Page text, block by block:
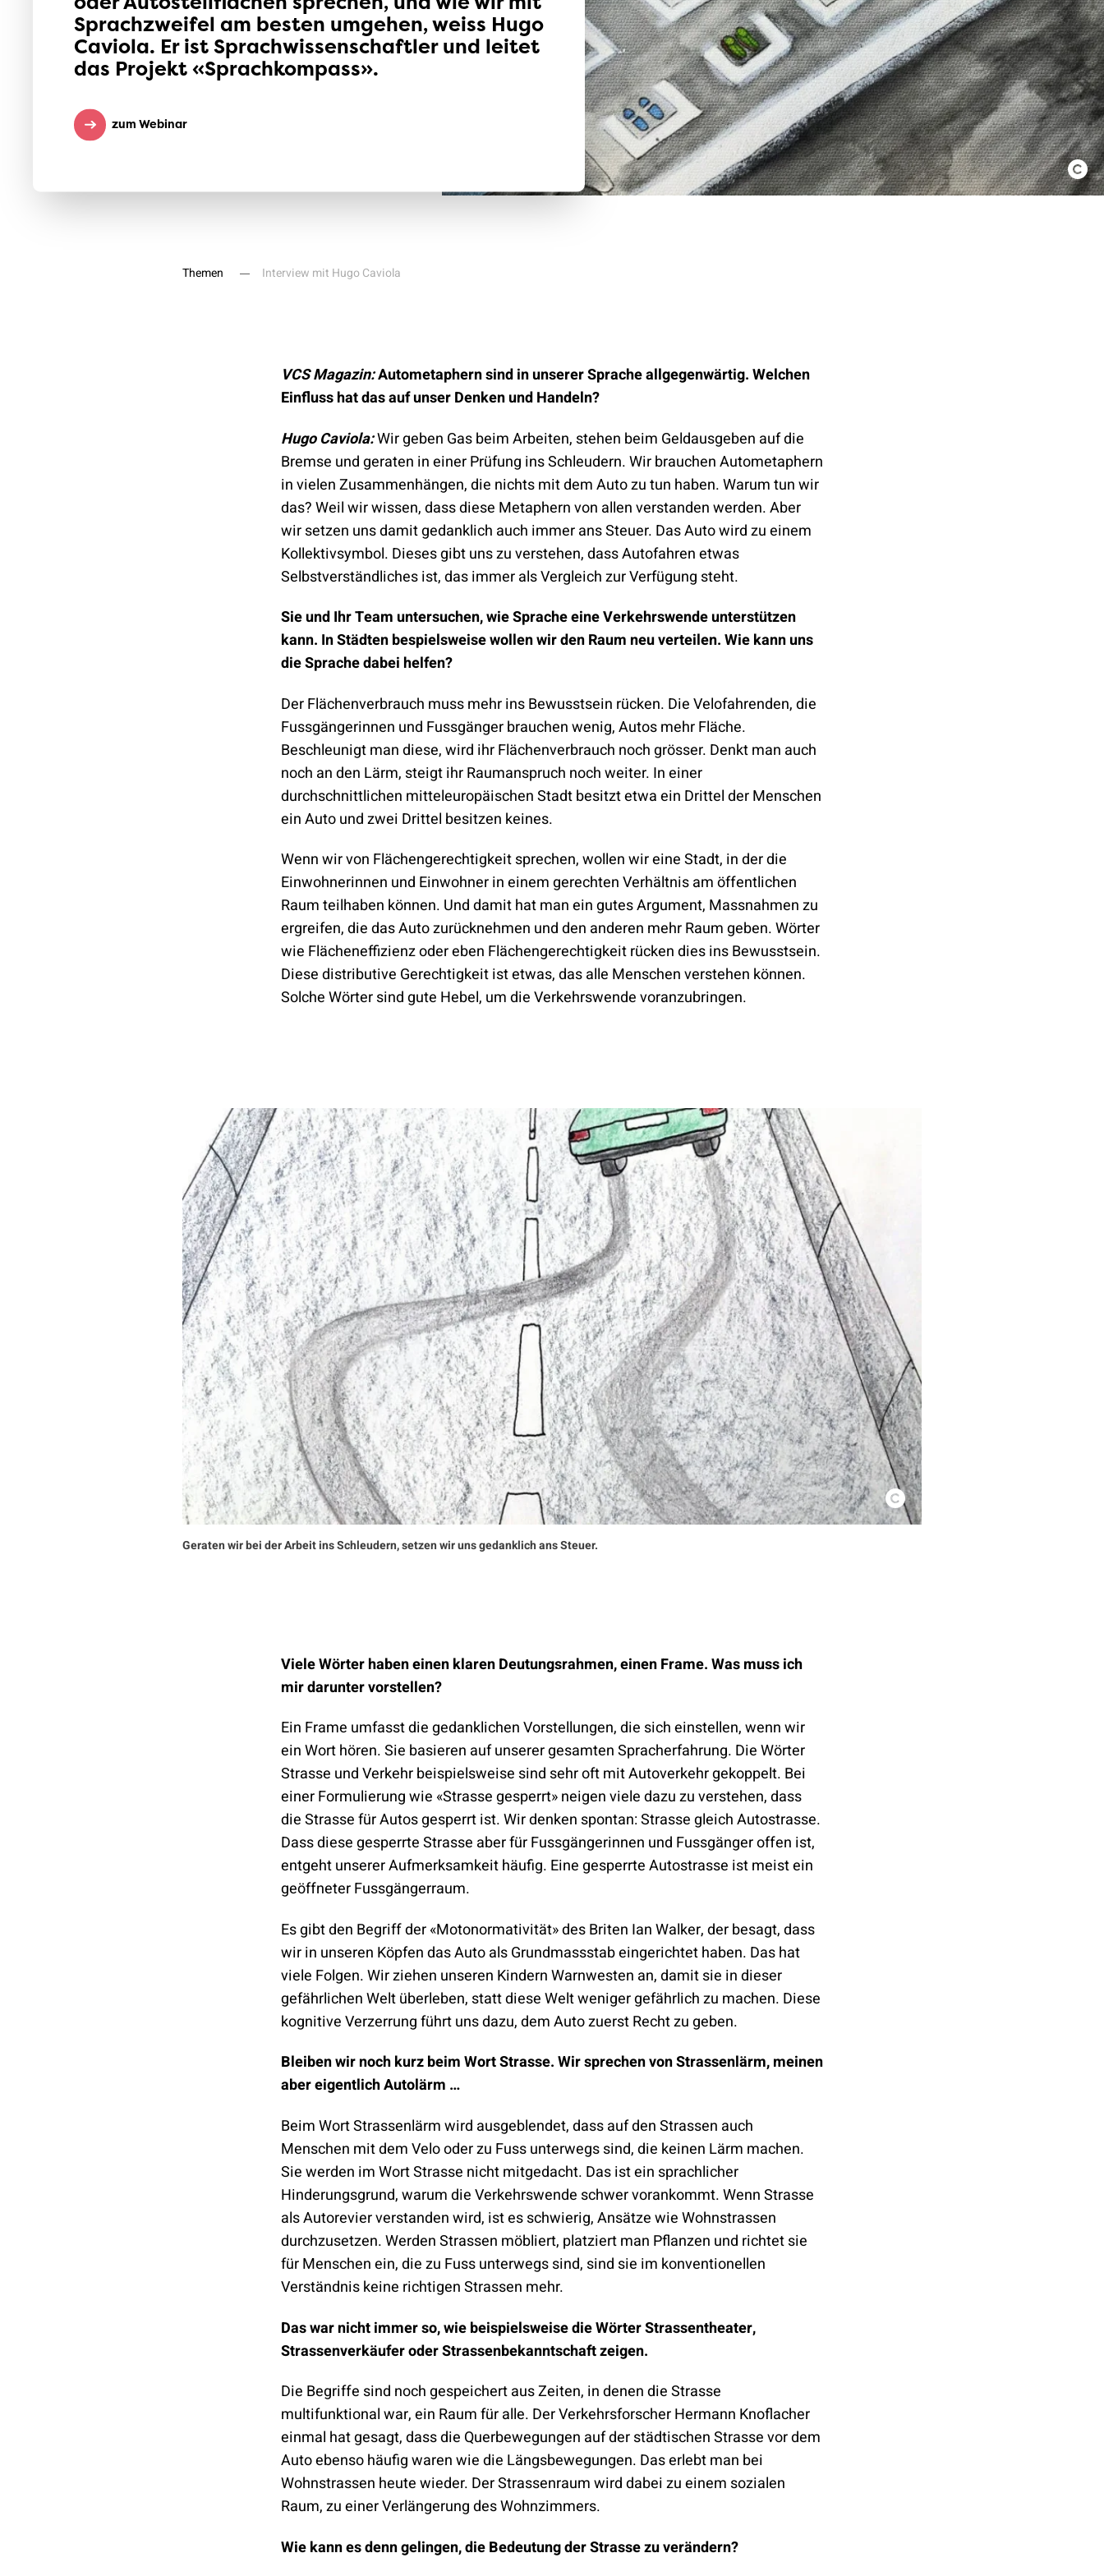
Sprachzweifel am besten umgehen, weiss Hugo
Caviola. Er ist Sprachwissenschaftler und leitet
das Projekt «Sprachkompass».
zum Webinar
Themen Interview mit Hugo Caviola
VCS Magazin:Autometaphern sind in unserer Sprache allgegenwärtig. Welchen
Einfluss hat das auf unser Denken und Handeln?
Hugo Caviola:Wir geben Gas beim Arbeiten, stehen beim Geldausgeben auf die
Bremse und geraten in einer Prüfung ins Schleudern. Wir brauchen Autometaphern
in vielen Zusammenhängen, die nichts mit dem Auto zu tun haben. Warum tun wir
das? Weil wir wissen, dass diese Metaphern von allen verstanden werden. Aber
wir setzen uns damit gedanklich auch immer ans Steuer. Das Auto wird zu einem
Kollektivsymbol. Dieses gibt uns zu verstehen, dass Autofahren etwas
Selbstverständliches ist, das immer als Vergleich zur Verfügung steht.
Sie und Ihr Team untersuchen, wie Sprache eine Verkehrswende unterstützen
kann. In Städten bespielsweise wollen wir den Raum neu verteilen. Wie kann uns
die Sprache dabei helfen?
Der Flächenverbrauch muss mehr ins Bewusstsein rücken. Die Velofahrenden, die
Fussgängerinnen und Fussgänger brauchen wenig, Autos mehr Fläche.
Beschleunigt man diese, wird ihr Flächenverbrauch noch grösser. Denkt man auch
noch an den Lärm, steigt ihr Raumanspruch noch weiter. In einer
durchschnittlichen mitteleuropäischen Stadt besitzt etwa ein Drittel der Menschen
ein Auto und zwei Drittel besitzen keines.
Wenn wir von Flächengerechtigkeit sprechen, wollen wir eine Stadt, in der die
Einwohnerinnen und Einwohner in einem gerechten Verhältnis am öffentlichen
Raum teilhaben können. Und damit hat man ein gutes Argument, Massnahmen zu
ergreifen, die das Auto zurücknehmen und den anderen mehr Raum geben. Wörter
wie Flächeneffizienz oder eben Flächengerechtigkeit rücken dies ins Bewusstsein.
Diese distributive Gerechtigkeit ist etwas, das alle Menschen verstehen können.
Solche Wörter sind gute Hebel, um die Verkehrswende voranzubringen.
Geraten wir bei der Arbeit ins Schleudern, setzen wir uns gedanklich ans Steuer.
Viele Wörter haben einen klaren Deutungsrahmen, einen Frame. Was muss ich
mir darunter vorstellen?
Ein Frame umfasst die gedanklichen Vorstellungen, die sich einstellen, wenn wir
ein Wort hören. Sie basieren auf unserer gesamten Spracherfahrung. Die Wörter
Strasse und Verkehr beispielsweise sind sehr oft mit Autoverkehr gekoppelt. Bei
einer Formulierung wie «Strasse gesperrt» neigen viele dazu zu verstehen, dass
die Strasse für Autos gesperrt ist. Wir denken spontan: Strasse gleich Autostrasse.
Dass diese gesperrte Strasse aber für Fussgängerinnen und Fussgänger offen ist,
entgeht unserer Aufmerksamkeit häufig. Eine gesperrte Autostrasse ist meist ein
geöffneter Fussgängerraum.
Es gibt den Begriff der «Motonormativität» des Briten Ian Walker, der besagt, dass
wir in unseren Köpfen das Auto als Grundmassstab eingerichtet haben. Das hat
viele Folgen. Wir ziehen unseren Kindern Warnwesten an, damit sie in dieser
gefährlichen Welt überleben, statt diese Welt weniger gefährlich zu machen. Diese
kognitive Verzerrung führt uns dazu, dem Auto zuerst Recht zu geben.
Bleiben wir noch kurz beim Wort Strasse. Wir sprechen von Strassenlärm, meinen
aber eigentlich Autolärm …
Beim Wort Strassenlärm wird ausgeblendet, dass auf den Strassen auch
Menschen mit dem Velo oder zu Fuss unterwegs sind, die keinen Lärm machen.
Sie werden im Wort Strasse nicht mitgedacht. Das ist ein sprachlicher
Hinderungsgrund, warum die Verkehrswende schwer vorankommt. Wenn Strasse
als Autorevier verstanden wird, ist es schwierig, Ansätze wie Wohnstrassen
durchzusetzen. Werden Strassen möbliert, platziert man Pflanzen und richtet sie
für Menschen ein, die zu Fuss unterwegs sind, sind sie im konventionellen
Verständnis keine richtigen Strassen mehr.
Das war nicht immer so, wie beispielsweise die Wörter Strassentheater,
Strassenverkäufer oder Strassenbekanntschaft zeigen.
Die Begriffe sind noch gespeichert aus Zeiten, in denen die Strasse
multifunktional war, ein Raum für alle. Der Verkehrsforscher Hermann Knoflacher
einmal hat gesagt, dass die Querbewegungen auf der städtischen Strasse vor dem
Auto ebenso häufig waren wie die Längsbewegungen. Das erlebt man bei
Wohnstrassen heute wieder. Der Strassenraum wird dabei zu einem sozialen
Raum, zu einer Verlängerung des Wohnzimmers.
Wie kann es denn gelingen, die Bedeutung der Strasse zu verändern?